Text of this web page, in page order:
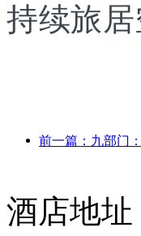
持续旅居
酒店地